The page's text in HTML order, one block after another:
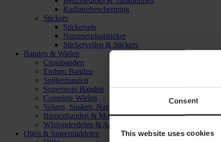
Consent
This website uses cookies
Radiatorbescherming
Stickers
Stickersets
Nummerplaatsticker
Stickervellen & Stickers
Banden & Wielen
Crossbanden
Enduro Banden
Spijkerbanden
Supermoto Banden
Complete Wielen
Velgen, Spaken, Naven & Lagers
Binnenbanden & Mousses
WIelonderdelen & Accessoires
Oliën & Smeermiddelen